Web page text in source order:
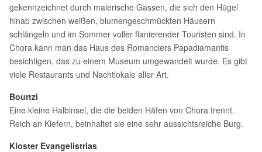
gekennzeichnet durch malerische Gassen, die sich den Hügel
hinab zwischen weißen, blumengeschmückten Häusern
schlängeln und im Sommer voller flanierender Touristen sind. In
Chora kann man das Haus des Romanciers Papadiamantis
besichtigen, das zu einem Museum umgewandelt wurde. Es gibt
viele Restaurants und Nachtlokale aller Art.
Bourtzi
Eine kleine Halbinsel, die die beiden Häfen von Chora trennt.
Reich an Kiefern, beinhaltet sie eine sehr aussichtsreiche Burg.
Kloster Evangelistrias